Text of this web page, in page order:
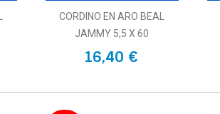
CORDINO EN ARO BEAL
JAMMY 5,5 X 60
16,40 €